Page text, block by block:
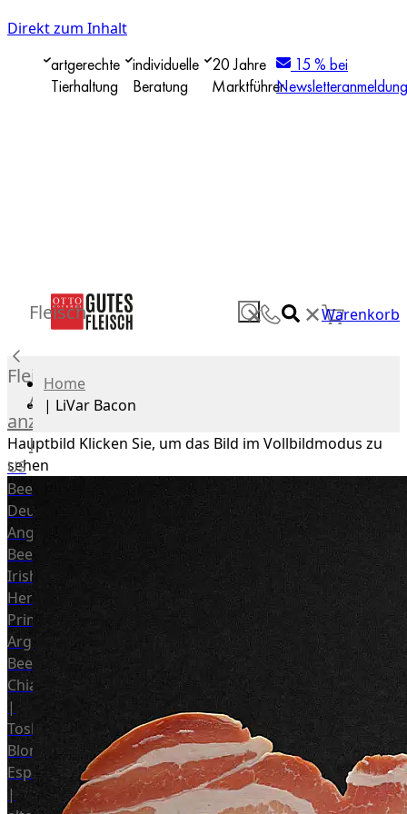
Direkt zum Inhalt
artgerechte
Tierhaltung
individuelle
Beratung
20 Jahre
Marktführer
15 % bei
Newsletteranmeldung
✕ ✕Warenkorb
Fleisch
Fleisch
Alle
anzeigen
Rind
US
Beef
Deutsches
Angus
Beef
Irish
Hereford
Prime
Argentina
Beef
Chianina
|
Toskana
Blonda
Espanola
|
Home
| LiVar Bacon
Hauptbild Klicken Sie, um das Bild im Vollbildmodus zu
sehen